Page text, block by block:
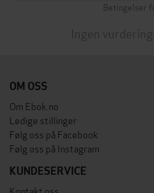
Betingelser
Ingen
OM OSS
Om Ebok.no
Ledige stillinger
Følg oss på Facebook
Følg oss på Instagram
KUNDESERVICE